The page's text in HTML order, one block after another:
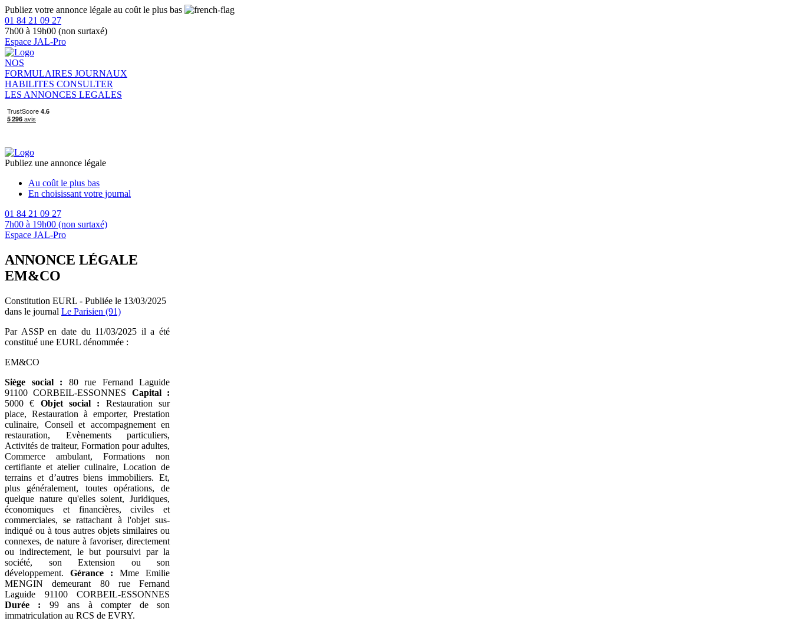
Publiez votre annonce légale au coût le plus bas
01 84 21 09 27
7h00 à 19h00 (non surtaxé)
Espace JAL-Pro
NOS
FORMULAIRES JOURNAUX
HABILITES CONSULTER
LES ANNONCES LEGALES
Publiez une annonce légale
Au coût le plus bas
En choisissant votre journal
01 84 21 09 27
7h00 à 19h00 (non surtaxé)
Espace JAL-Pro
ANNONCE LÉGALE
EM&CO
Constitution EURL - Publiée le 13/03/2025
dans le journal Le Parisien (91)
Par ASSP en date du 11/03/2025 il a été
constitué une EURL dénommée :
EM&CO
Siège social : 80 rue Fernand Laguide
91100 CORBEIL-ESSONNES Capital :
5000 € Objet social : Restauration sur
place, Restauration à emporter, Prestation
culinaire, Conseil et accompagnement en
restauration, Evènements particuliers,
Activités de traiteur, Formation pour adultes,
Commerce ambulant, Formations non
certifiante et atelier culinaire, Location de
terrains et d’autres biens immobiliers. Et,
plus généralement, toutes opérations, de
quelque nature qu'elles soient, Juridiques,
économiques et financières, civiles et
commerciales, se rattachant à l'objet sus-
indiqué ou à tous autres objets similaires ou
connexes, de nature à favoriser, directement
ou indirectement, le but poursuivi par la
société, son Extension ou son
développement. Gérance : Mme Emilie
MENGIN demeurant 80 rue Fernand
Laguide 91100 CORBEIL-ESSONNES
Durée : 99 ans à compter de son
immatriculation au RCS de EVRY.